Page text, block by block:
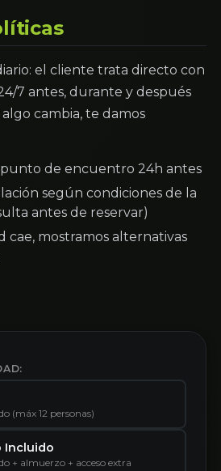
el cliente trata directo con
7 antes, durante y después
cambia, te damos
de encuentro 24h antes
según condiciones de la
antes de reservar)
cae, mostramos alternativas
(máx 12 personas)
Incluido
+ almuerzo + acceso extra